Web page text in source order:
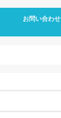
お問い合わせ